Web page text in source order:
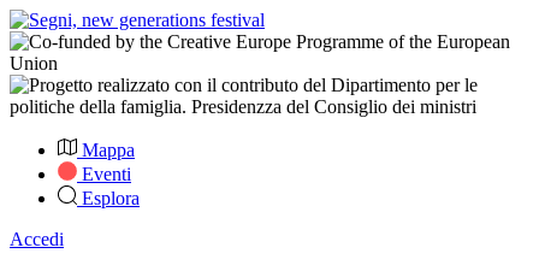
Mappa
Eventi
Esplora
Accedi